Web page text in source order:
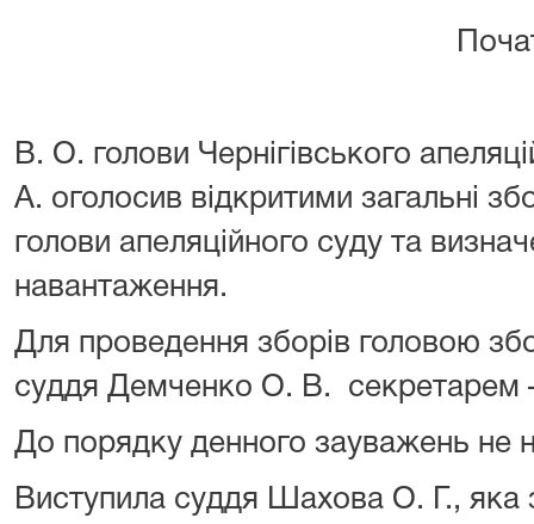
Початок зборів
В. О. голови Чернігівського
А. оголосив відкритими загальні
голови апеляційного суду та
навантаження.
Для проведення зборів головою
суддя Демченко О. В. секретарем
До порядку денного зауважень не
Виступила суддя Шахова О. Г., яка